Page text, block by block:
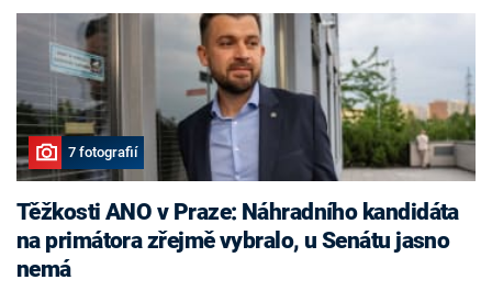
7 fotografií
Těžkosti ANO v Praze: Náhradního kandidáta
na primátora zřejmě vybralo, u Senátu jasno
nemá